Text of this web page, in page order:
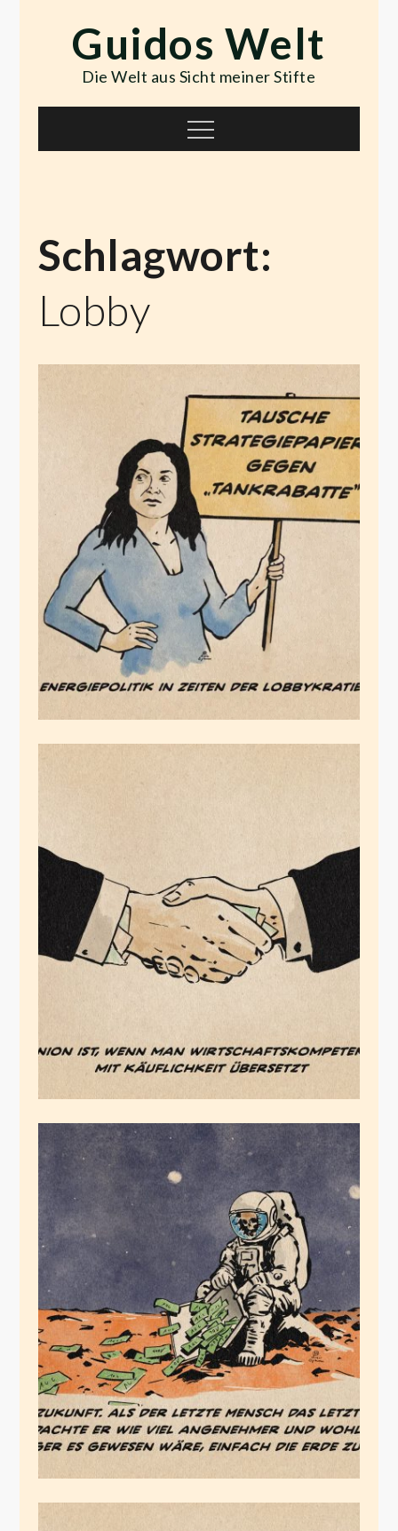
contentGuidos Welt
Die Welt aus Sicht meiner Stifte
Menu
Schlagwort:
Lobby
Die Cheflobbykratin
Mai 6, 2026
Die Käuflichen
Oktober 2, 2025
Do the math
Juli 7, 2025